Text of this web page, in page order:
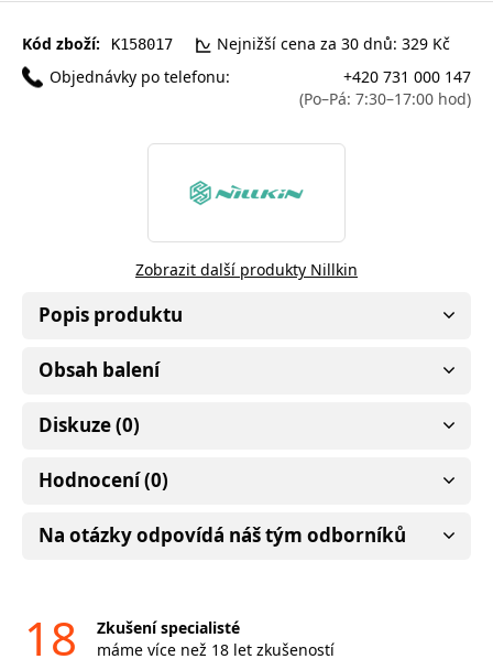
Kód zboží: K158017
Nejnižší cena za 30 dnů: 329 Kč
Objednávky po telefonu:
+420 731 000 147
(Po–Pá: 7:30–17:00 hod)
Zobrazit další produkty Nillkin
Popis produktu
Obsah balení
Diskuze (0)
Hodnocení (0)
Na otázky odpovídá náš tým odborníků
18
Zkušení specialisté
máme více než 18 let zkušeností